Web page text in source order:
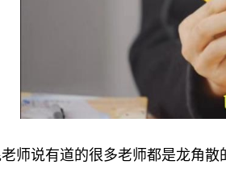
师说有道的很多老师都是龙角